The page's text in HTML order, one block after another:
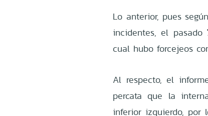
Lo anterior, pues
incidentes, el pasado
cual hubo forcejeos
Al respecto, el
percata que la
inferior izquierdo, por